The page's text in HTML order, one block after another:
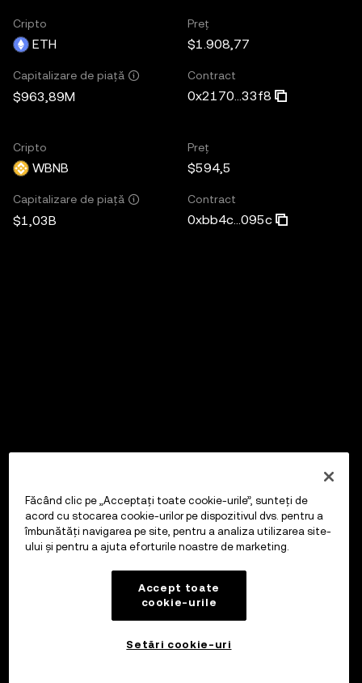
Cripto
ETH
Preț
$1.908,77
Capitalizare de piață
$963,89M
Contract
0x2170...33f8
Cripto
WBNB
Preț
$594,5
Capitalizare de piață
$1,03B
Contract
0xbb4c...095c
Făcând clic pe „Acceptați toate cookie-urile”, sunteți de
acord cu stocarea cookie-urilor pe dispozitivul dvs. pentru a
îmbunătăți navigarea pe site, pentru a analiza utilizarea site-
ului și pentru a ajuta eforturile noastre de marketing.
Accept toate
cookie-urile
Setări cookie-uri